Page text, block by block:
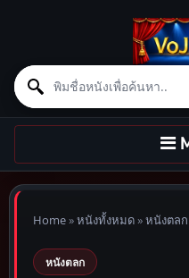
Search for:
Skip to content
Home»หนังทั้งหมด»หนังตลก
หนังตลก